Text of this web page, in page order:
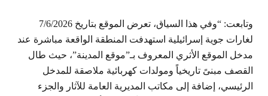
وتابعت: “وفي هذا السياق، تعرض الموقع بتاريخ 7/6/2026
لغارات جوية إسرائيلية استهدفت المنطقة الواقعة مباشرة عند
مدخل الموقع الأثري المعروف بـ”موقع المدينة”، حيث طال
القصف مبنىً تاريخياً ومولدات كهربائية ملاصقة للمدخل
الرئيسي، إضافة إلى مكاتب المديرية العامة للآثار والجزء